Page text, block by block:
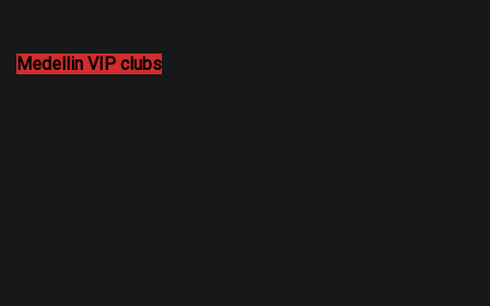
Medellin VIP clubs